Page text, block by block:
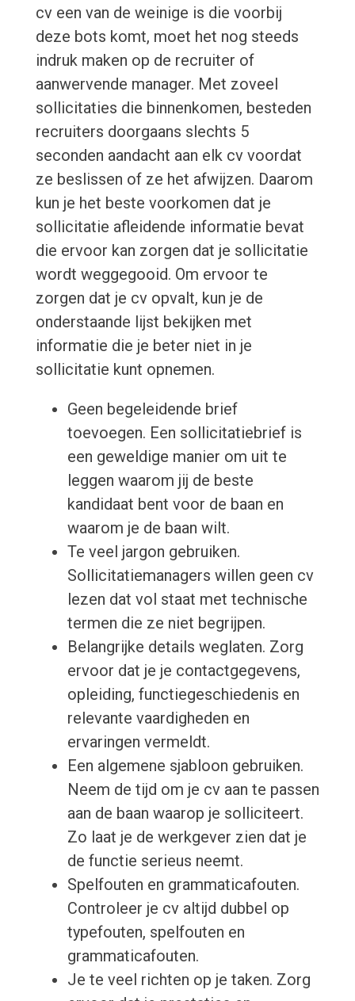
cv een van de weinige is die voorbij
deze bots komt, moet het nog steeds
indruk maken op de recruiter of
aanwervende manager. Met zoveel
sollicitaties die binnenkomen, besteden
recruiters doorgaans slechts 5
seconden aandacht aan elk cv voordat
ze beslissen of ze het afwijzen. Daarom
kun je het beste voorkomen dat je
sollicitatie afleidende informatie bevat
die ervoor kan zorgen dat je sollicitatie
wordt weggegooid. Om ervoor te
zorgen dat je cv opvalt, kun je de
onderstaande lijst bekijken met
informatie die je beter niet in je
sollicitatie kunt opnemen.
Geen begeleidende brief
toevoegen. Een sollicitatiebrief is
een geweldige manier om uit te
leggen waarom jij de beste
kandidaat bent voor de baan en
waarom je de baan wilt.
Te veel jargon gebruiken.
Sollicitatiemanagers willen geen cv
lezen dat vol staat met technische
termen die ze niet begrijpen.
Belangrijke details weglaten. Zorg
ervoor dat je je contactgegevens,
opleiding, functiegeschiedenis en
relevante vaardigheden en
ervaringen vermeldt.
Een algemene sjabloon gebruiken.
Neem de tijd om je cv aan te passen
aan de baan waarop je solliciteert.
Zo laat je de werkgever zien dat je
de functie serieus neemt.
Spelfouten en grammaticafouten.
Controleer je cv altijd dubbel op
typefouten, spelfouten en
grammaticafouten.
Je te veel richten op je taken. Zorg